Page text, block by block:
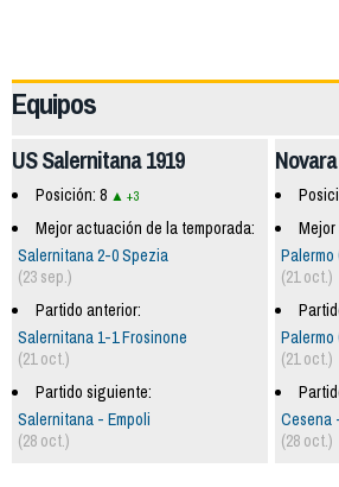
Equipos
Palermo
(21 oct.)
Palermo
(21 oct.)
Cesena
(28 oct.)
US Salernitana 1919
Posición: 8 +3
Mejor actuación de la temporada:
Salernitana 2-0 Spezia
(23 sep.)
Partido anterior:
Salernitana 1-1 Frosinone
(21 oct.)
Partido siguiente:
Salernitana - Empoli
(28 oct.)